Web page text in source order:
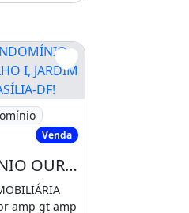
OURO VERMELHO I,
Venda
CONDOMÍNIO OURO VERMELHO I, JARDIM BOTÂNICO-BRASÍLIA-DF!
amp gt amp